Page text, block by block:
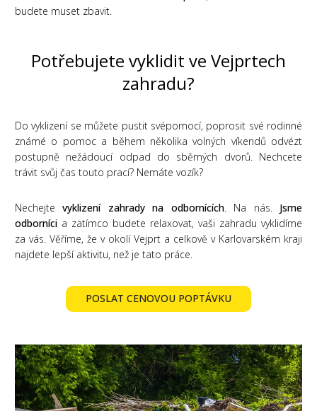
budete muset zbavit.
Potřebujete vyklidit ve Vejprtech
zahradu?
Do vyklizení se můžete pustit svépomocí, poprosit své rodinné
známé o pomoc a během několika volných víkendů odvézt
postupně nežádoucí odpad do sběrných dvorů. Nechcete
trávit svůj čas touto prací? Nemáte vozík?
Nechejtevyklizení zahrady na odbornících. Na nás. Jsme
odborníci a zatímco budete relaxovat, vaši zahradu vyklidíme
za vás. Věříme, že v okolí Vejprt a celkově v Karlovarském kraji
najdete lepší aktivitu, než je tato práce.
POSLAT CENOVOU POPTÁVKU